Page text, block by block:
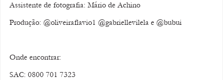
Assistente de fotografia: Mário de Achino
Produção: @oliveiraflavio1 @gabriellevilela e @bubui
Onde encontrar:
SAC: 0800 701 7323